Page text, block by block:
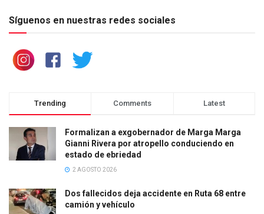
Síguenos en nuestras redes sociales
Trending Comments Latest
Formalizan a exgobernador de Marga Marga
Gianni Rivera por atropello conduciendo en
estado de ebriedad
2 AGOSTO 2026
Dos fallecidos deja accidente en Ruta 68 entre
camión y vehículo